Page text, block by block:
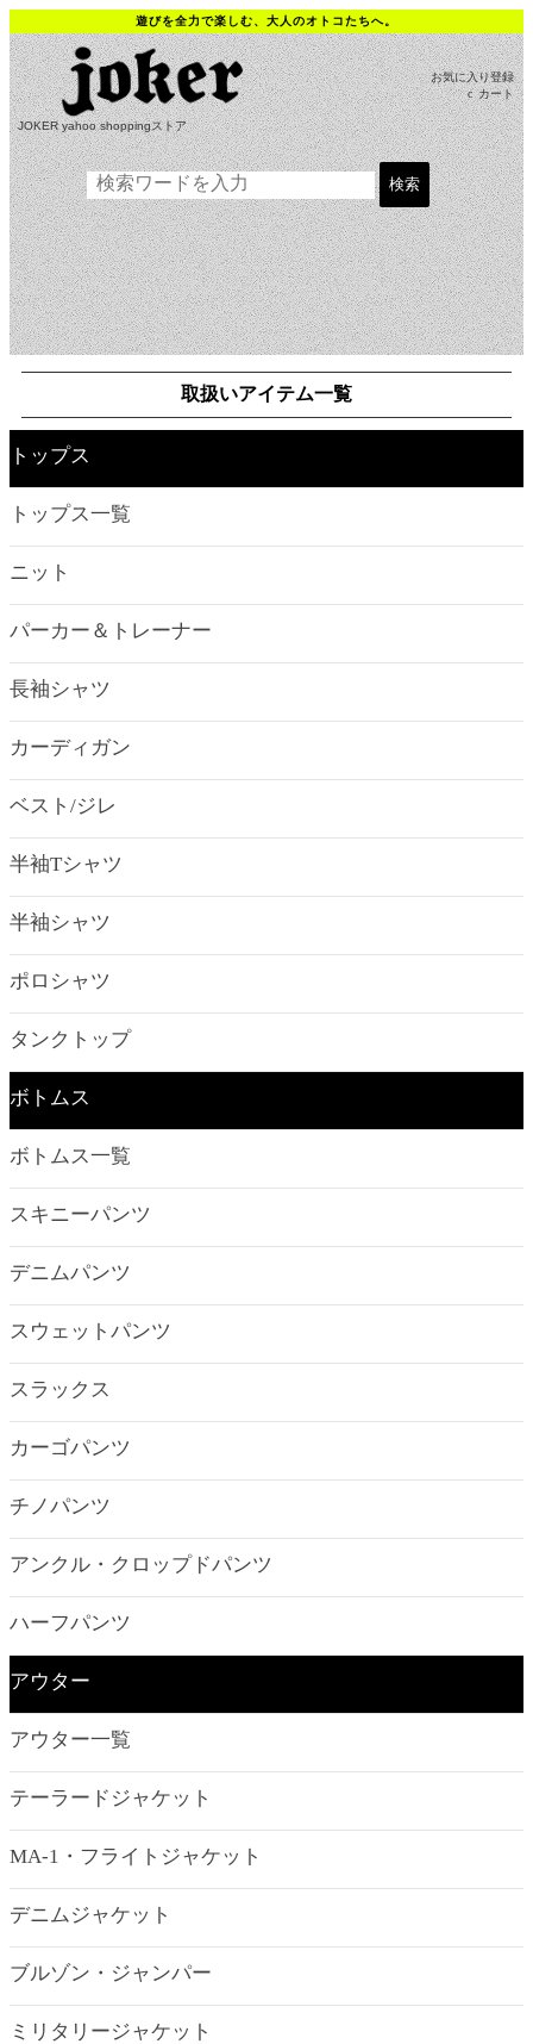
取扱いアイテム一覧
トップス
トップス一覧
ニット
パーカー＆トレーナー
長袖シャツ
カーディガン
ベスト/ジレ
半袖Tシャツ
半袖シャツ
ポロシャツ
タンクトップ
ボトムス
ボトムス一覧
スキニーパンツ
デニムパンツ
スウェットパンツ
スラックス
カーゴパンツ
チノパンツ
アンクル・クロップドパンツ
ハーフパンツ
アウター
アウター一覧
テーラードジャケット
MA-1・フライトジャケット
デニムジャケット
ブルゾン・ジャンパー
ミリタリージャケット